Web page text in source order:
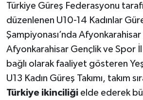
Türkiye Güreş Federasyonu
düzenlenen U10-14 Kadınlar
Şampiyonası’nda
Afyonkarahisar Gençlik ve Spor
bağlı olarak faaliyet gösteren
U13 Kadın Güreş Takımı, takım
Türkiye ikinciliğielde ederek